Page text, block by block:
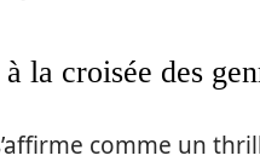
la croisée des
comme un